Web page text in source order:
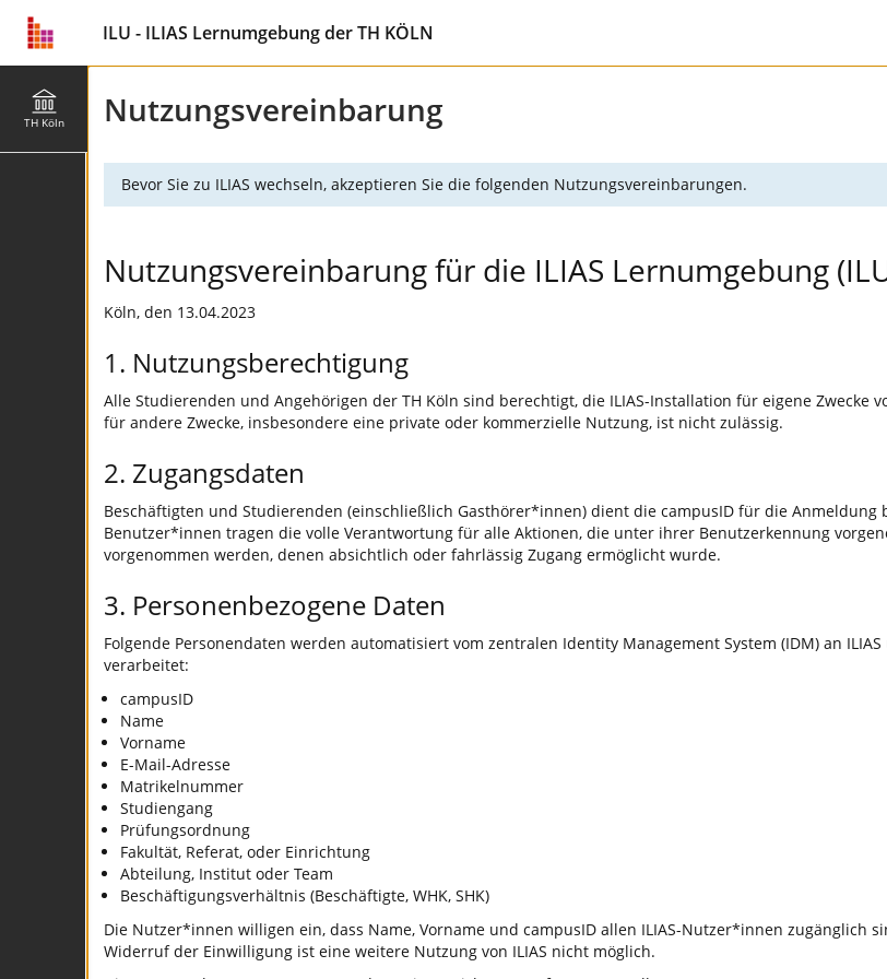
ILU - ILIAS Lernumgebung der TH KÖLN
TH Köln Nutzungsvereinbarung
Bevor Sie zu ILIAS wechseln, akzeptieren Sie die folgenden Nutzungsvereinbarungen.
Nutzungsvereinbarung für die ILIAS Lernumgebung
Köln, den 13.04.2023
1. Nutzungsberechtigung
Alle Studierenden und Angehörigen der TH Köln sind berechtigt, die ILIAS-Installation für eigene Zwecke
für andere Zwecke, insbesondere eine private oder kommerzielle Nutzung, ist nicht zulässig.
2. Zugangsdaten
Beschäftigten und Studierenden (einschließlich Gasthörer*innen) dient die campusID für die Anmeldung
Benutzer*innen tragen die volle Verantwortung für alle Aktionen, die unter ihrer Benutzerkennung
vorgenommen werden, denen absichtlich oder fahrlässig Zugang ermöglicht wurde.
3. Personenbezogene Daten
Folgende Personendaten werden automatisiert vom zentralen Identity Management System (IDM) an
verarbeitet:
campusID
Name
Vorname
E-Mail-Adresse
Matrikelnummer
Studiengang
Prüfungsordnung
Fakultät, Referat, oder Einrichtung
Abteilung, Institut oder Team
Beschäftigungsverhältnis (Beschäftigte, WHK, SHK)
Die Nutzer*innen willigen ein, dass Name, Vorname und campusID allen ILIAS-Nutzer*innen
Widerruf der Einwilligung ist eine weitere Nutzung von ILIAS nicht möglich.